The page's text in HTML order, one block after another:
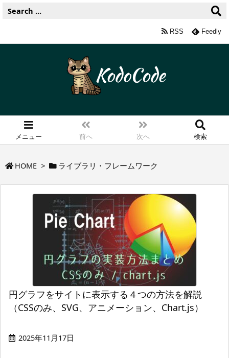
メニュー 前へ 次へ 検索
RSS Feedly
HOME > ライブラリ・フレームワーク
円グラフをサイトに表示する４つの方法を解説
（CSSのみ、SVG、アニメーション、Chart.js）
2025年11月17日